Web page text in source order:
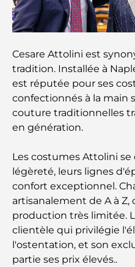
Les meilleures
adapté aux familles
Restaurants à Dubai
gourmandes d’un
Les meilleurs
Dubaï
Résidences en bord
bord de la mer
Les meilleures
expatriés : un guide
Le pays le plus cher
mondial des coûts
Cesare Attolini est
tradition. Installée à
est réputée pour ses
confectionnés à la main
couture traditionnelles
en génération.
Les costumes Attolini
légèreté, leurs lignes
confort exceptionnel.
artisanalement de A à
production très limitée.
clientèle qui privilégie
l'ostentation, et son
partie ses prix élevés..